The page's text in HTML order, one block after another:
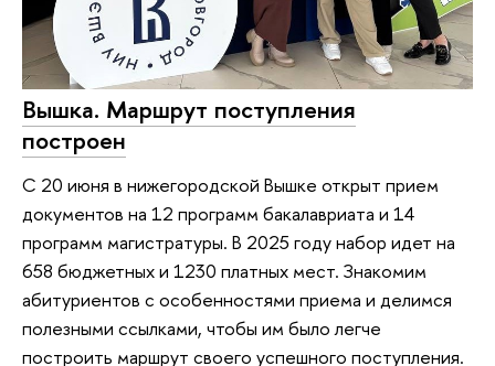
Вышка. Маршрут поступления
построен
С 20 июня в нижегородской Вышке открыт прием
документов на 12 программ бакалавриата и 14
программ магистратуры. В 2025 году набор идет на
658 бюджетных и 1230 платных мест. Знакомим
абитуриентов с особенностями приема и делимся
полезными ссылками, чтобы им было легче
построить маршрут своего успешного поступления.